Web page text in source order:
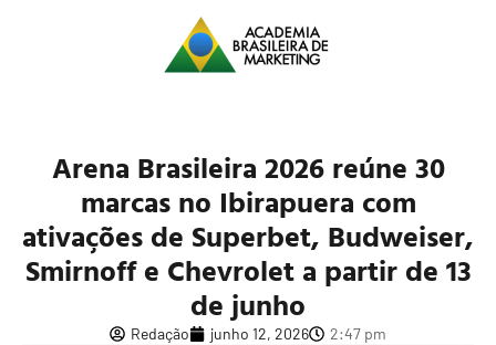
Arena Brasileira 2026 reúne 30
marcas no Ibirapuera com
ativações de Superbet, Budweiser,
Smirnoff e Chevrolet a partir de 13
de junho
Redação junho 12, 2026 2:47 pm